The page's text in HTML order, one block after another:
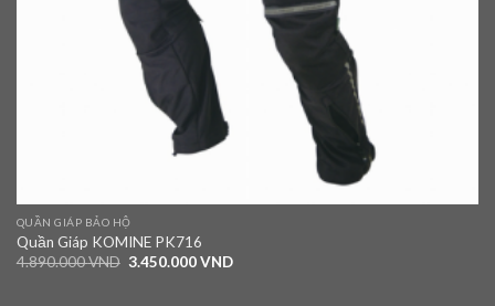
QUẦN GIÁP BẢO HỘ
Quần Giáp KOMINE PK716
4.890.000VND 3.450.000VND